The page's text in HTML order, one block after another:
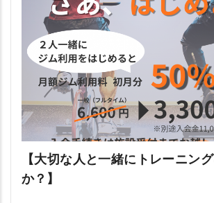
【大切な人と一緒にトレーニン
か？】